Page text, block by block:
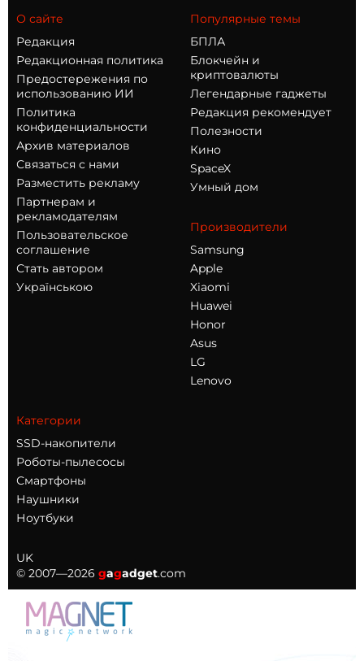
О сайте
Редакция
Редакционная политика
Предостережения по
использованию ИИ
Политика
конфиденциальности
Архив материалов
Связаться с нами
Разместить рекламу
Партнерам и
рекламодателям
Пользовательское
соглашение
Стать автором
Українською
Популярные темы
БПЛА
Блокчейн и
криптовалюты
Легендарные гаджеты
Редакция рекомендует
Полезности
Кино
SpaceX
Умный дом
Производители
Samsung
Apple
Xiaomi
Huawei
Honor
Asus
LG
Lenovo
Категории
SSD-накопители
Роботы-пылесосы
Смартфоны
Наушники
Ноутбуки
UK
© 2007—2026 gagadget.com